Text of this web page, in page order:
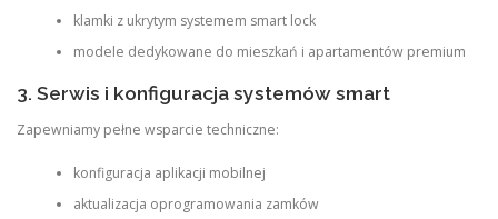
klamki z ukrytym systemem smart lock
modele dedykowane do mieszkań i apartamentów premium
3. Serwis i konfiguracja systemów smart
Zapewniamy pełne wsparcie techniczne:
konfiguracja aplikacji mobilnej
aktualizacja oprogramowania zamków